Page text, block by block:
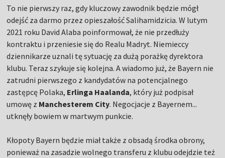
To nie pierwszy raz, gdy kluczowy zawodnik będzie mógł
odejść za darmo przez opieszałość Salihamidzicia. W lutym
2021 roku David Alaba poinformował, że nie przedłuży
kontraktu i przeniesie się do Realu Madryt. Niemieccy
dziennikarze uznali tę sytuację za dużą porażkę dyrektora
klubu. Teraz szykuje się kolejna. A wiadomo już, że Bayern nie
zatrudni pierwszego z kandydatów na potencjalnego
zastępcę Polaka, Erlinga Haalanda, który już podpisał
umowę z Manchesterem City. Negocjacje z Bayernem...
utknęły bowiem w martwym punkcie.
Kłopoty Bayern będzie miał także z obsadą środka obrony,
ponieważ na zasadzie wolnego transferu z klubu odejdzie też